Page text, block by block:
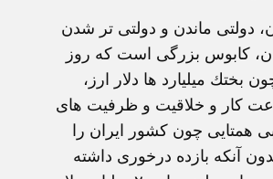
دولتى ماندن و دولتى تر شدن
كابوس بزرگى است كه روز
بختك ميليارد ها دلار ارز،
كار و خلاقيت و ظرفيت هاى
همتايى چون كشور ايران را
آنكه بازده درخورى داشته